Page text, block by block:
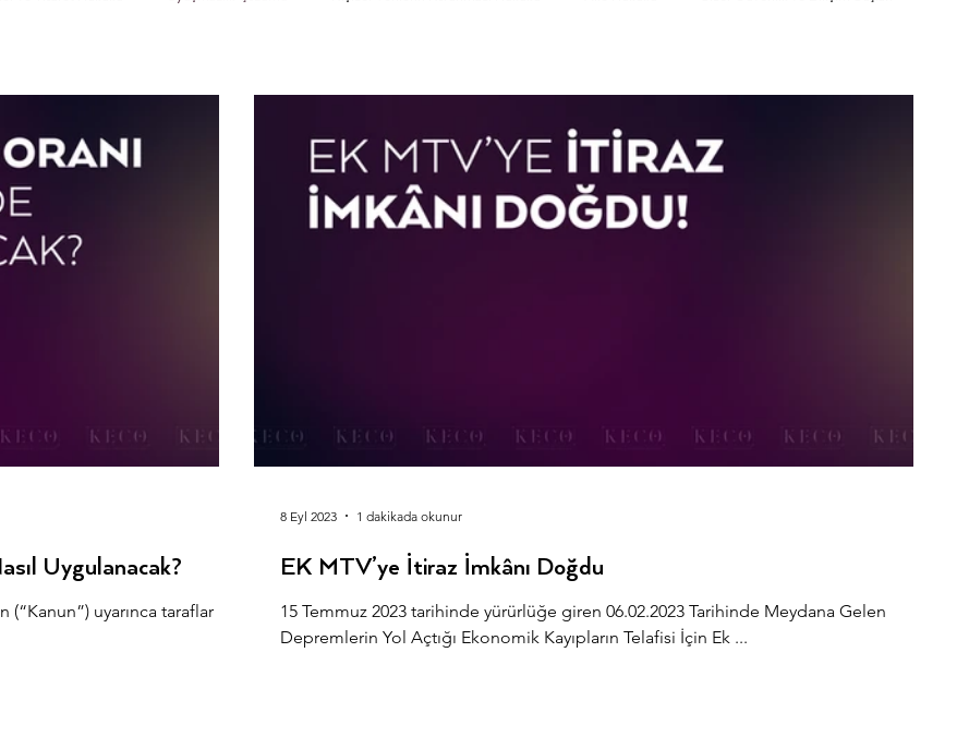
Uygulanacak?
(“Kanun”) uyarınca taraflar
EK MTV’ye İtiraz İmkânı Doğdu
15 Temmuz 2023 tarihinde yürürlüğe giren 06.02.2023 Tarihinde Meydana Gelen
Depremlerin Yol Açtığı Ekonomik Kayıpların Telafisi İçin Ek ...
8 Eyl 2023 1 dakikada okunur